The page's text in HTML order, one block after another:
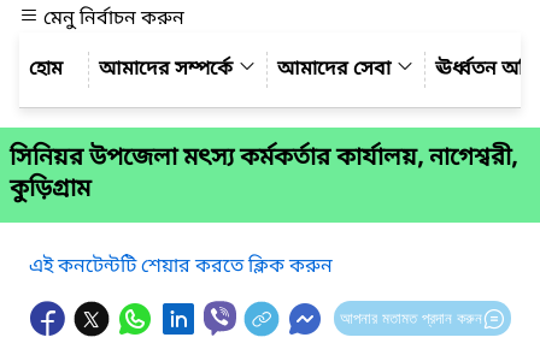
মেনু নির্বাচন করুন
আমাদের সম্পর্কে
আমাদের সেবা ঊর্ধ্বতন
সিনিয়র উপজেলা মৎস্য কর্মকর্তার কার্যালয়, নাগেশ্বরী,
কুড়িগ্রাম
এই কনটেন্টটি শেয়ার করতে ক্লিক করুন
আপনার মতামত প্রদান করুন